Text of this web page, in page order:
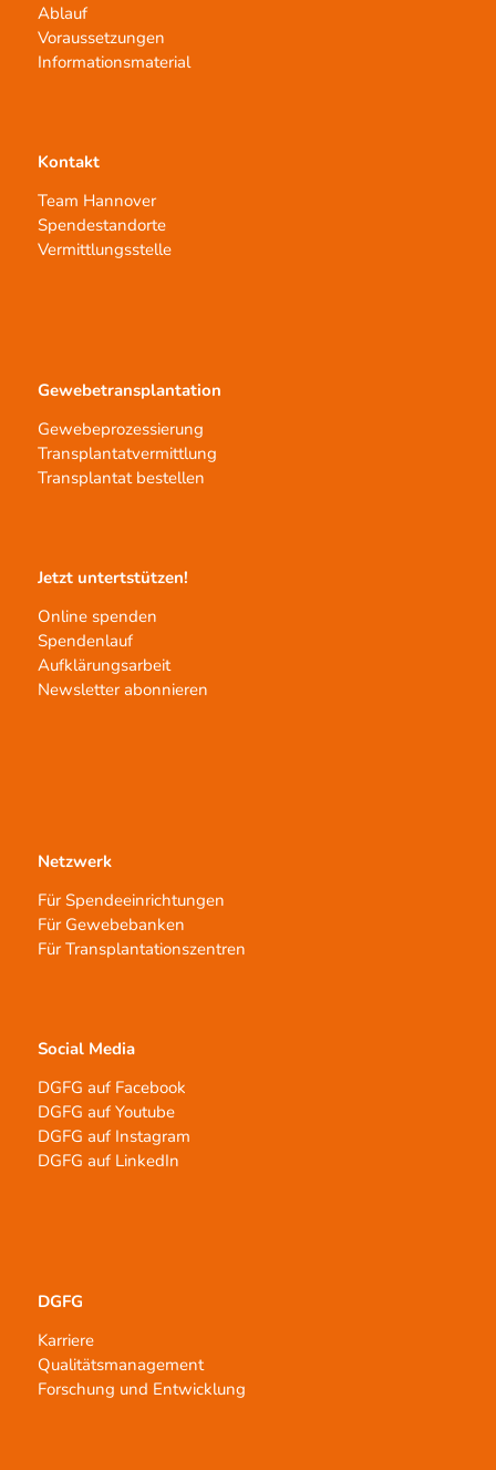
Ablauf
Voraussetzungen
Informationsmaterial
Kontakt
Team Hannover
Spendestandorte
Vermittlungsstelle
Gewebetransplantation
Gewebeprozessierung
Transplantatvermittlung
Transplantat bestellen
Jetzt untertstützen!
Online spenden
Spendenlauf
Aufklärungsarbeit
Newsletter abonnieren
Netzwerk
Für Spendeeinrichtungen
Für Gewebebanken
Für Transplantationszentren
Social Media
DGFG auf Facebook
DGFG auf Youtube
DGFG auf Instagram
DGFG auf LinkedIn
DGFG
Karriere
Qualitätsmanagement
Forschung und Entwicklung